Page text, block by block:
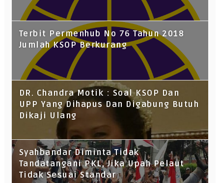
Terbit Permenhub No 76 Tahun 2018
Jumlah KSOP Berkurang
DR. Chandra Motik : Soal KSOP Dan
UPP Yang Dihapus Dan Digabung Butuh
Dikaji Ulang
Syahbandar Diminta Tidak
Tandatangani PKL, Jika Upah Pelaut
Tidak Sesuai Standar